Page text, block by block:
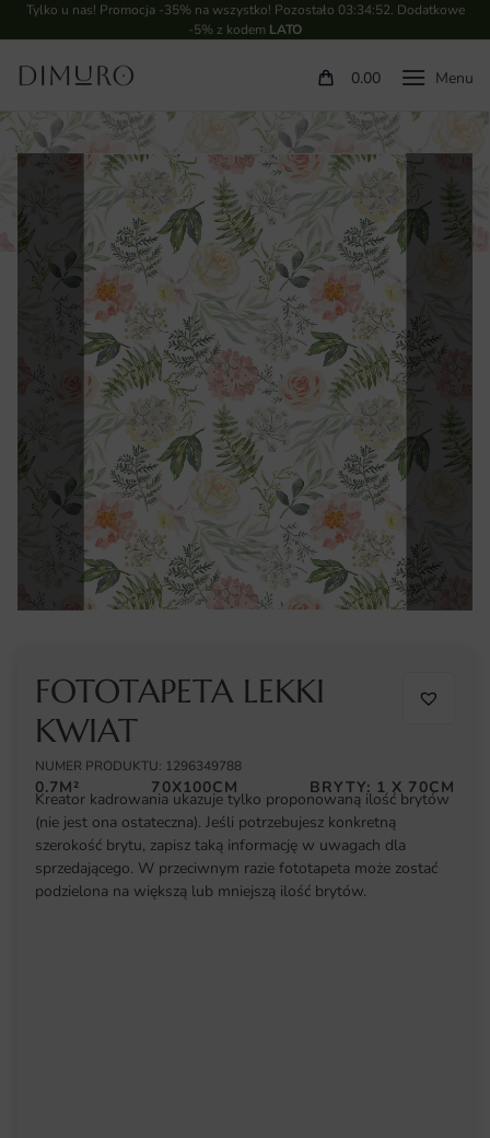
Tylko u nas! Promocja -35% na wszystko! Pozostało 03:34:51. Dodatkowe
-5% z kodem LATO
0.00
FOTOTAPETA LEKKI
KWIAT
NUMER PRODUKTU: 1296349788
0.7M² 70X100CM BRYTY: 1 X 70CM
Kreator kadrowania ukazuje tylko proponowaną ilość brytów
(nie jest ona ostateczna). Jeśli potrzebujesz konkretną
szerokość brytu, zapisz taką informację w uwagach dla
sprzedającego. W przeciwnym razie fototapeta może zostać
podzielona na większą lub mniejszą ilość brytów.